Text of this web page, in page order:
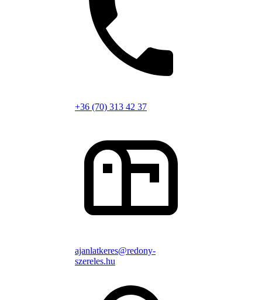
+36 (70) 313 42 37
ajanlatkeres@redony-
szereles.hu